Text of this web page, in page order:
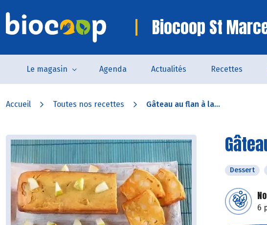
Biocoop St
Le magasin Agenda Actualités Recettes
Accueil Toutes nos recettes Gâteau au flan à la...
Dessert
6